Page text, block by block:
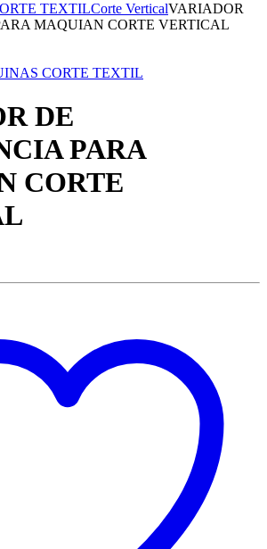
TEXTILCorte VerticalVARIADOR
MAQUIAN CORTE VERTICAL
CORTE TEXTIL
DE
PARA
CORTE